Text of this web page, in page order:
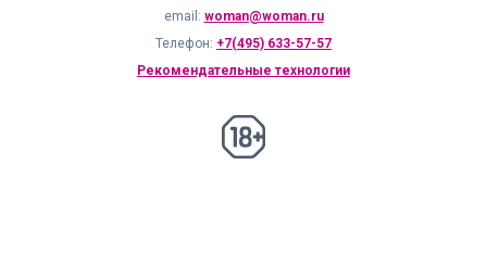
email: woman@woman.ru
Телефон: +7(495) 633-57-57
Рекомендательные технологии
18+